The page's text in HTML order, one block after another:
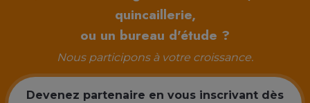
quincaillerie,
ou un bureau d'étude ?
Nous participons à votre croissance.
Devenez partenaire en vous inscrivant dès